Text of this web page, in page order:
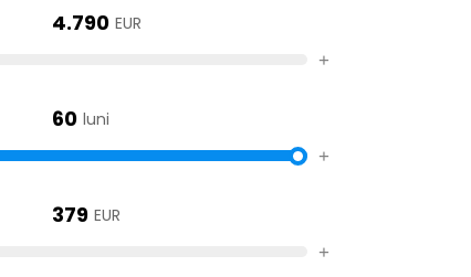
4.790 EUR
+
60 luni
+
379 EUR
+